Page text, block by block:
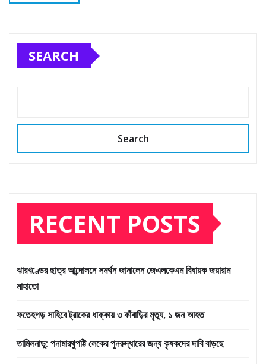
SEARCH
Search
RECENT POSTS
ঝারখণ্ডের ছাত্র আন্দোলনে সমর্থন জানালেন জেএলকেএম বিধায়ক জয়ারাম
মাহাতো
ফতেহগড় সাহিবে ট্রাকের ধাক্কায় ৩ কাঁবাড়ির মৃত্যু, ১ জন আহত
তামিলনাড়ু: পনামারথুপট্টি লেকের পুনরুদ্ধারের জন্য কৃষকদের দাবি বাড়ছে